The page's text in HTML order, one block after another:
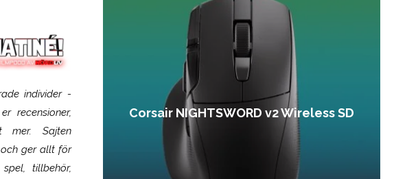
individer -
recensioner,
mer. Sajten
ger allt för
tillbehör,
Corsair NIGHTSWORD v2 Wireless SD